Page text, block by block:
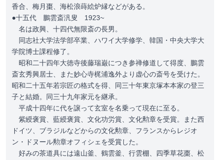
香合、梅月棗、海松浪蒔絵炉縁などがある。
●十五代 鵬雲斎汎叟 1923~
名は政興、十四代無限斎の長男。
同志社大学法学部卒業、ハワイ大学修学、韓国・中央大学大
学院博士課程修了。
昭和二十四年大徳寺後藤瑞巌につき参禅修道して得度、鵬雲
斎玄秀興居士、また妙心寺梶浦逸外より虚心の斎号を受けた。
昭和二十五年若宗匠の格式を得、同三十年東京塚本本家の登三
子と結婚。同三十九年家元を継承。
平成十四年に代を譲って玄室を名乗って現在に至る。
紫綬褒賞、藍綬褒賞、文化功労賞、文化勲章を受賞。また西
ドイツ、ブラジルなどからの文化勲章、フランスからレジオ
ン・ドヌール勲章オフィシェを受賞した。
好みの茶道具には遠山釜、鶴雲釜、行雲棚、四季草花棗、松